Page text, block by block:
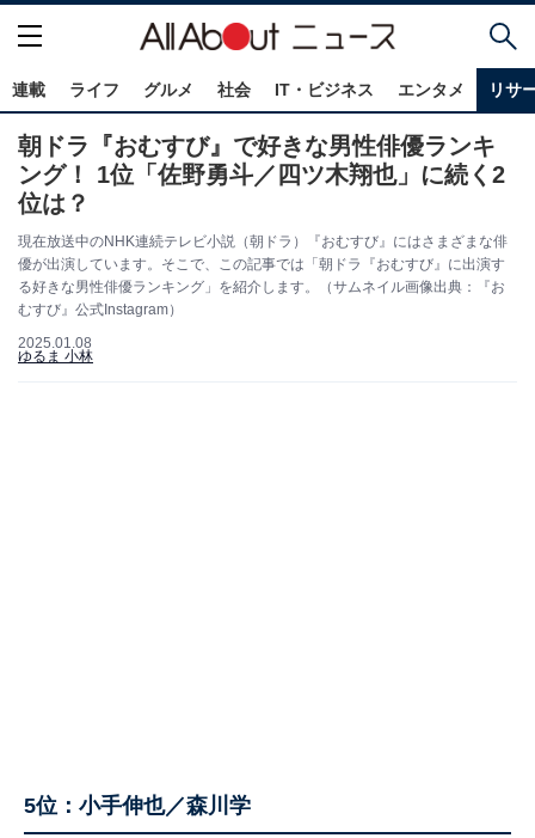
連載 ライフ グルメ 社会 IT・ビジネス エンタメ リサ
朝ドラ『おむすび』で好きな男性俳優ランキ
ング！ 1位「佐野勇斗／四ツ木翔也」に続く2
位は？
現在放送中のNHK連続テレビ小説（朝ドラ）『おむすび』にはさまざまな俳
優が出演しています。そこで、この記事では「朝ドラ『おむすび』に出演す
る好きな男性俳優ランキング」を紹介します。（サムネイル画像出典：『お
むすび』公式Instagram）
2025.01.08
ゆるま 小林
5位：小手伸也／森川学